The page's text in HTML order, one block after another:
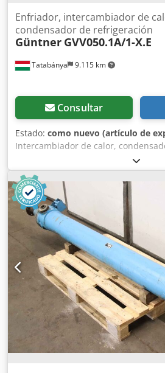
Tatabánya 9.115 km
Enfriador, intercambiador de
condensador de refrigeración
Güntner GVV050.1A/1-X.E
Consultar
Estado: como nuevo (artículo de
Intercambiador de calor,
intercambiador de calor Güntner,
máquina usada Fabricante: Güntner
Codpjzk A Upjfx Ap Ejha Año: 2016
1050 x 460 x 820 mm Tamaño del
Superficie de refrigeración: 875 x